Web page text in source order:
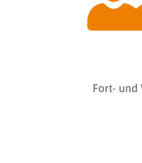
Fort- und